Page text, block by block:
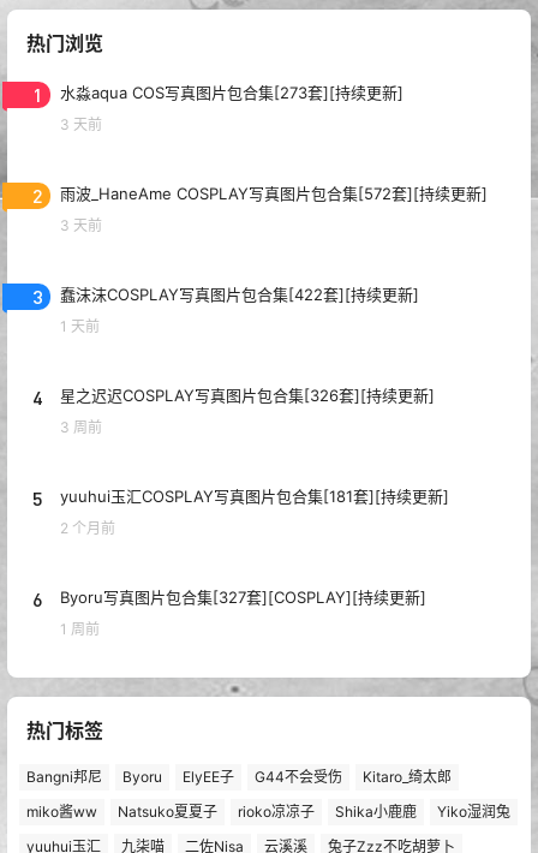
热门浏览
1 水淼aqua COS写真图片包合集[273套][持续更新]
3 天前
2 雨波_HaneAme COSPLAY写真图片包合集[572套][持续更新]
3 天前
3 蠢沫沫COSPLAY写真图片包合集[422套][持续更新]
1 天前
4 星之迟迟COSPLAY写真图片包合集[326套][持续更新]
3 周前
5 yuuhui玉汇COSPLAY写真图片包合集[181套][持续更新]
2 个月前
6 Byoru写真图片包合集[327套][COSPLAY][持续更新]
1 周前
热门标签
Bangni邦尼 Byoru ElyEE子 G44不会受伤
Kitaro_绮太郎
miko酱ww
Natsuko夏夏子 rioko凉凉子 Shika小鹿鹿
Yiko湿润兔
yuuhui玉汇
九柒喵 二佐Nisa 云溪溪 兔子Zzz不吃胡萝卜